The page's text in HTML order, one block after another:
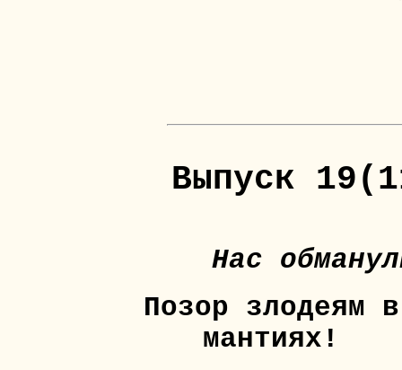
Выпуск
Нас
Позор злодеям в
мантиях!